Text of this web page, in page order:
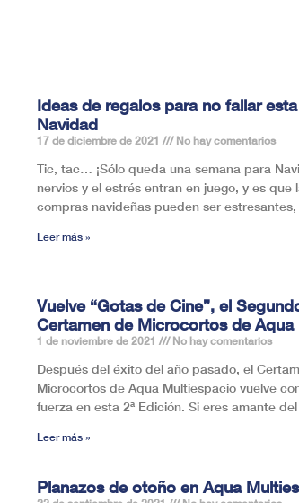
Ideas de regalos para no fallar esta
Navidad
17 de diciembre de 2021 No hay comentarios
Tic, tac… ¡Sólo queda una semana para
nervios y el estrés entran en juego, y es que
compras navideñas pueden ser estresantes,
Leer más »
Vuelve “Gotas de Cine”, el
Certamen de Microcortos de Aqua
1 de noviembre de 2021 No hay comentarios
Después del éxito del año pasado, el
Microcortos de Aqua Multiespacio vuelve
fuerza en esta 2ª Edición. Si eres amante del
Leer más »
Planazos de otoño en Aqua